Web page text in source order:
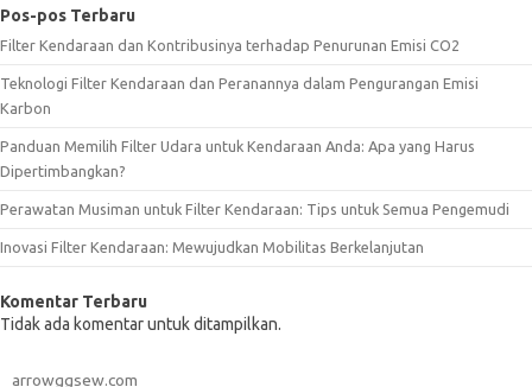
Pos-pos Terbaru
Filter Kendaraan dan Kontribusinya terhadap Penurunan Emisi CO2
Teknologi Filter Kendaraan dan Peranannya dalam Pengurangan Emisi
Karbon
Panduan Memilih Filter Udara untuk Kendaraan Anda: Apa yang Harus
Dipertimbangkan?
Perawatan Musiman untuk Filter Kendaraan: Tips untuk Semua Pengemudi
Inovasi Filter Kendaraan: Mewujudkan Mobilitas Berkelanjutan
Komentar Terbaru
Tidak ada komentar untuk ditampilkan.
arrowggsew.com